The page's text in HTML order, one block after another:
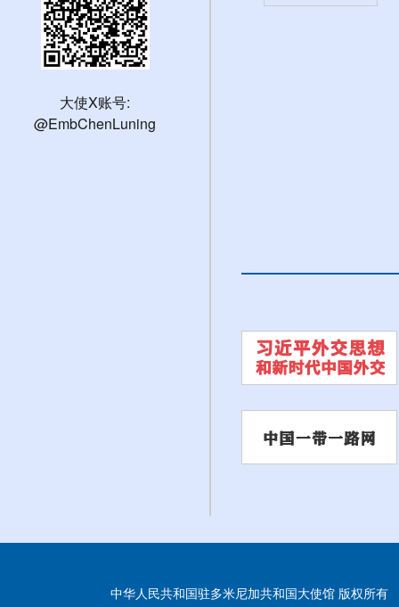
大使X账号:
@EmbChenLuning
中华人民共和国驻多米尼加共和国大使馆 版权所有